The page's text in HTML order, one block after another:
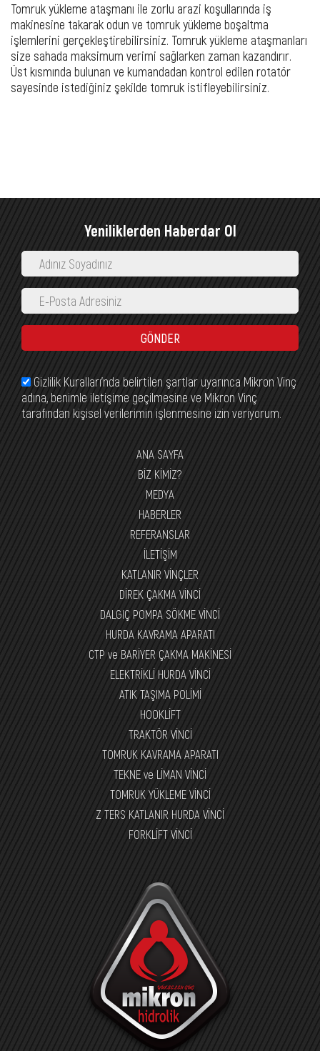
Tomruk yükleme ataşmanı ile zorlu arazi koşullarında iş
makinesine takarak odun ve tomruk yükleme boşaltma
işlemlerini gerçekleştirebilirsiniz. Tomruk yükleme ataşmanları
size sahada maksimum verimi sağlarken zaman kazandırır.
Üst kısmında bulunan ve kumandadan kontrol edilen rotatör
sayesinde istediğiniz şekilde tomruk istifleyebilirsiniz.
Yeniliklerden Haberdar Ol
GÖNDER
Gizlilik Kuralları’nda belirtilen şartlar uyarınca Mikron Vinç
adına, benimle iletişime geçilmesine ve Mikron Vinç
tarafından kişisel verilerimin işlenmesine izin veriyorum.
ANA SAYFA
BİZ KİMİZ?
MEDYA
HABERLER
REFERANSLAR
İLETİŞİM
KATLANIR VİNÇLER
DİREK ÇAKMA VİNCİ
DALGIÇ POMPA SÖKME VİNCİ
HURDA KAVRAMA APARATI
CTP ve BARİYER ÇAKMA MAKİNESİ
ELEKTRİKLİ HURDA VİNCİ
ATIK TAŞIMA POLİMİ
HOOKLİFT
TRAKTÖR VİNCİ
TOMRUK KAVRAMA APARATI
TEKNE ve LİMAN VİNCİ
TOMRUK YÜKLEME VİNCİ
Z TERS KATLANIR HURDA VİNCİ
FORKLİFT VİNCİ